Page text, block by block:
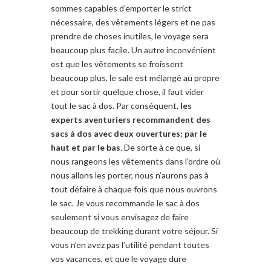
sommes capables d’emporter le strict
nécessaire, des vêtements légers et ne pas
prendre dechoses inutiles, le voyage sera
beaucoup plus facile.Un autre inconvénient
est que les vêtements se froissent
beaucoup plus, le saleest mélangé au propre
et pour sortir quelque chose, il faut vider
tout le sac à dos. Par conséquent, les
experts aventuriers recommandent des
sacs à dos avec deux ouvertures: par le
haut et par le bas. De sorte à ceque, si
nous rangeons les vêtements dans l’ordre où
nous allons les porter, nous n’aurons pas à
tout défaireà chaque fois que nous ouvrons
le sac. Je vous recommandele sac à dos
seulement si vous envisagezde faire
beaucoup detrekkingdurant votre séjour.Si
vous n’en avez pas l’utilité pendant toutes
vos vacances, et que le voyage dure